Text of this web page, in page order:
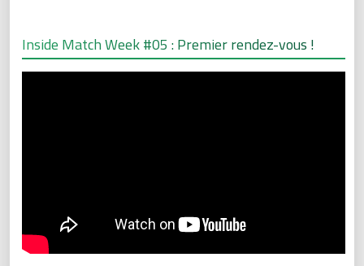
Inside Match Week #05 : Premier rendez-vous !